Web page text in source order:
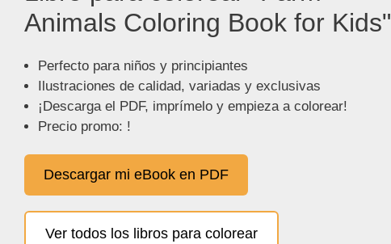
Animals Coloring Book for Kids"
Perfecto para niños y principiantes
Ilustraciones de calidad, variadas y exclusivas
¡Descarga el PDF, imprímelo y empieza a colorear!
Precio promo: !
Descargar mi eBook en PDF
Ver todos los libros para colorear